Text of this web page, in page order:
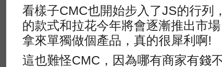
看樣子CMC也開始步入了JS的行列
的款式和拉花今年將會逐漸推出市
拿來單獨做個產品，真的很犀利啊!
這也難怪CMC，因為哪有商家有錢